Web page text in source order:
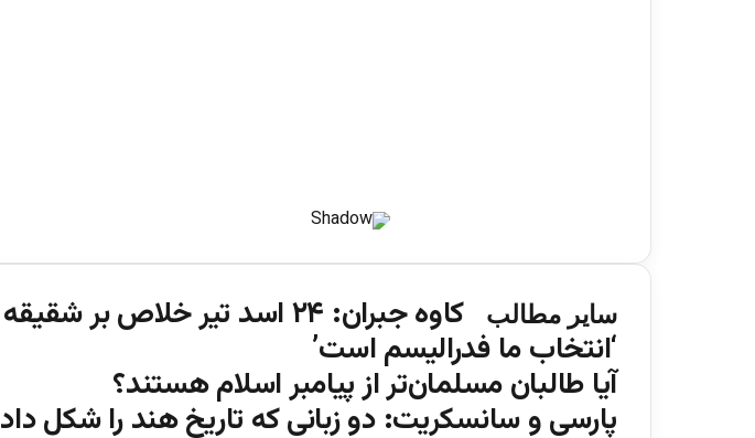
سایر مطالب کاوه جبران: ۲۴ اسد تیر خلاص بر شقیقه جامعه ادبی بود
‘انتخاب ما فدرالیسم است’
آیا طالبان مسلمان‌تر از پیامبر اسلام‌ هستند؟
پارسی و سانسکریت: دو زبانی که تاریخ هند را شکل داد